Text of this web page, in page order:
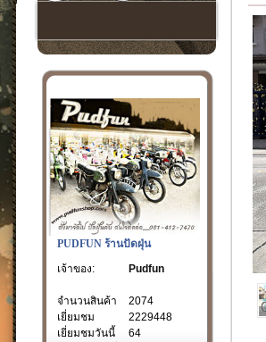
PUDFUN ร้านปัดฝุ่น
เจ้าของ:
Pudfun
จำนวนสินค้า
2074
เยี่ยมชม
2229448
เยี่ยมชมวันนี้
64